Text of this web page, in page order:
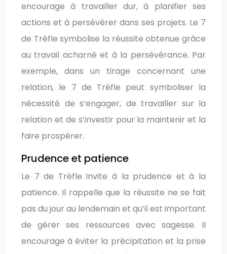
encourage à travailler dur, à planifier ses
actions et à persévérer dans ses projets. Le 7
de Trèfle symbolise la réussite obtenue grâce
au travail acharné et à la persévérance. Par
exemple, dans un tirage concernant une
relation, le 7 de Trèfle peut symboliser la
nécessité de s’engager, de travailler sur la
relation et de s’investir pour la maintenir et la
faire prospérer.
Prudence et patience
Le 7 de Trèfle invite à la prudence et à la
patience. Il rappelle que la réussite ne se fait
pas du jour au lendemain et qu’il est important
de gérer ses ressources avec sagesse. Il
encourage à éviter la précipitation et la prise